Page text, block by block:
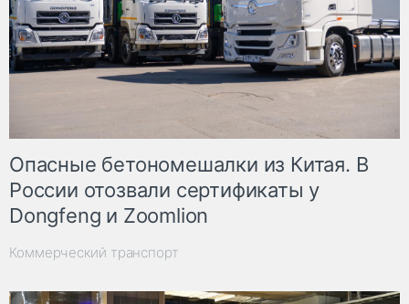
Опасные бетономешалки из Китая. В
России отозвали сертификаты у
Dongfeng и Zoomlion
Коммерческий транспорт